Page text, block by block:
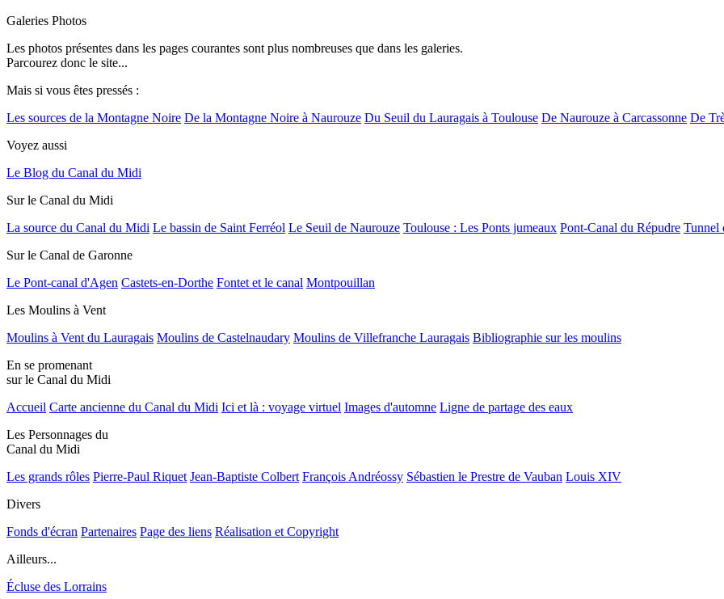
Galeries Photos
Les photos présentes dans les pages courantes sont plus nombreuses que dans les galeries.
Parcourez donc le site...
Mais si vous êtes pressés :
Les sources de la Montagne Noire De la Montagne Noire à Naurouze Du Seuil du Lauragais à Toulouse De Naurouze à Carcassonne De
Voyez aussi
Le Blog du Canal du Midi
Sur le Canal du Midi
La source du Canal du Midi Le bassin de Saint Ferréol Le Seuil de Naurouze Toulouse : Les Ponts jumeaux Pont-Canal du Répudre Tunnel
Sur le Canal de Garonne
Le Pont-canal d'Agen Castets-en-Dorthe Fontet et le canal Montpouillan
Les Moulins à Vent
Moulins à Vent du Lauragais Moulins de Castelnaudary Moulins de Villefranche Lauragais Bibliographie sur les moulins
En se promenant
sur le Canal du Midi
Accueil Carte ancienne du Canal du Midi Ici et là : voyage virtuel Images d'automne Ligne de partage des eaux
Les Personnages du
Canal du Midi
Les grands rôles Pierre-Paul Riquet Jean-Baptiste Colbert François Andréossy Sébastien le Prestre de Vauban Louis XIV
Divers
Fonds d'écran Partenaires Page des liens Réalisation et Copyright
Ailleurs...
Écluse des Lorrains